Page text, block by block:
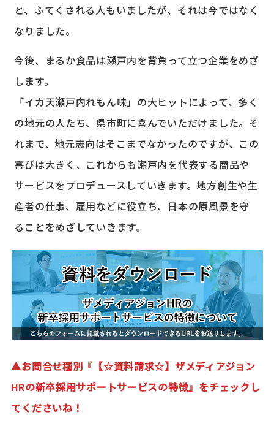
と、ふてくされる人もいましたが、それは今ではなく
なりました。
今後、まるか食品は瀬戸内を背負って立つ企業をめざ
します。
「イカ天瀬戸内れもん味」の大ヒットによって、多く
の地元の人たち、県市町に喜んでいただけました。そ
れまで、地元志向はそこまでなかったのですが、この
喜びは大きく、これからも瀬戸内を代表する商品や
サービスをプロデュースしていきます。地方創生や生
産者の仕事、雇用などに役立ち、日本の原風景を守
ることをめざしていきます。
▲お問合せ種別『【☆資料請求☆】ザメディアジョン
HRの新卒採用サポートサービスの特徴』をチェックし
てくださいね！